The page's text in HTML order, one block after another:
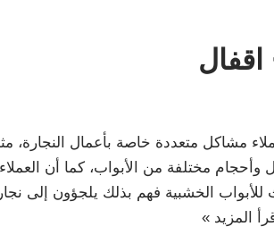
مشاكل متعددة خاصة بأعمال النجارة،
وأحجام مختلفة من الأبواب، كما أن
للأبواب الخشبية فهم بذلك يلجؤون إلى
المزيد »